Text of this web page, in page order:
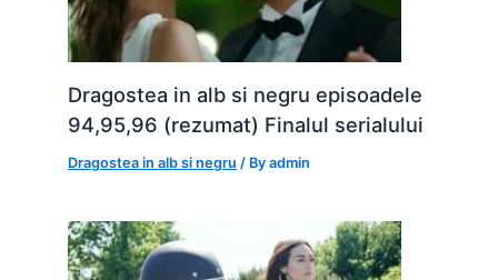
Dragostea in alb si negru episoadele
94,95,96 (rezumat) Finalul serialului
Dragostea in alb si negru / Byadmin